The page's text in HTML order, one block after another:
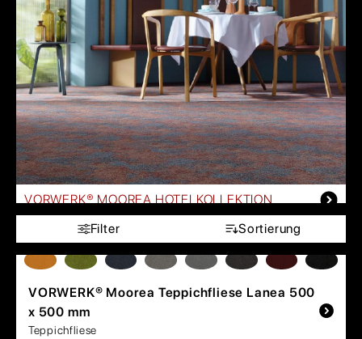
VORWERK® MOOREA HOTELKOLLEKTION
Filter
Sortierung
VORWERK® Moorea Teppichfliese Lanea 500
x 500 mm
Teppichfliese